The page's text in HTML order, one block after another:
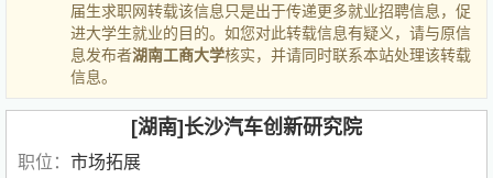
届生求职网转载该信息只是出于传递更多就业招聘信息，促
进大学生就业的目的。如您对此转载信息有疑义，请与原信
息发布者湖南工商大学核实，并请同时联系本站处理该转载
信息。
[湖南]长沙汽车创新研究院
职位： 市场拓展